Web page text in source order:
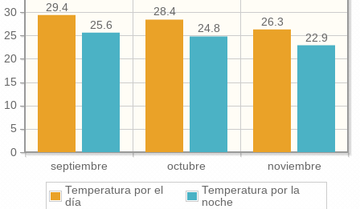
septiembre octubre noviembre
0
5
10
15
20
25
30
26.3
28.4
29.4
22.9
24.8
25.6
Temperatura por el
día
Temperatura por la
noche